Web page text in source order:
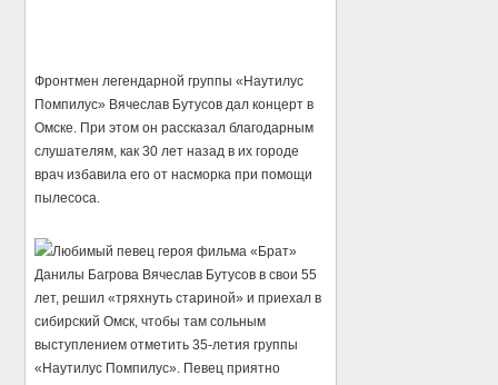
Фронтмен легендарной группы «Наутилус
Помпилус» Вячеслав Бутусов дал концерт в
Омске. При этом он рассказал благодарным
слушателям, как 30 лет назад в их городе
врач избавила его от насморка при помощи
пылесоса.
Любимый певец героя фильма «Брат»
Данилы Багрова Вячеслав Бутусов в свои 55
лет, решил «тряхнуть стариной» и приехал в
сибирский Омск, чтобы там сольным
выступлением отметить 35-летия группы
«Наутилус Помпилус». Певец приятно